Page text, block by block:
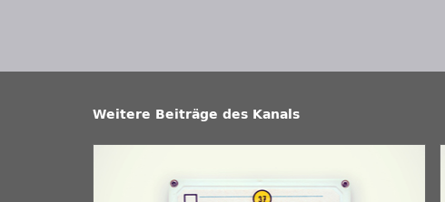
Weitere Beiträge des Kanals